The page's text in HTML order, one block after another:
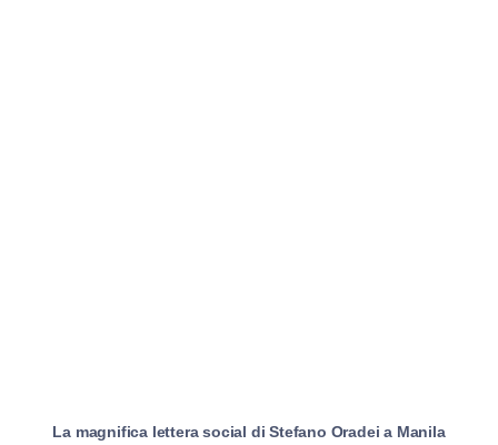
La magnifica lettera social di Stefano Oradei a Manila